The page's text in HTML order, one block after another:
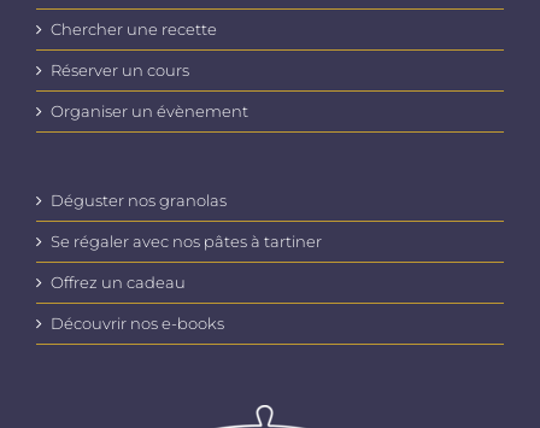
Chercher une recette
Réserver un cours
Organiser un évènement
Déguster nos granolas
Se régaler avec nos pâtes à tartiner
Offrez un cadeau
Découvrir nos e-books